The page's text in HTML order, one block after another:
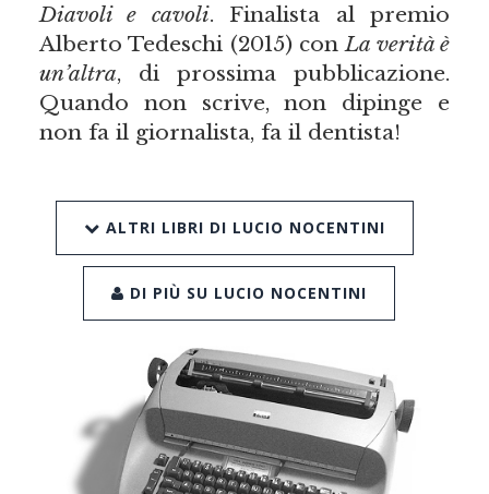
Diavoli e cavoli. Finalista al premio
Alberto Tedeschi (2015) conLa verità è
un’altra, di prossima pubblicazione.
Quando non scrive, non dipinge e
non fa il giornalista, fa il dentista!
ALTRI LIBRI DI LUCIO NOCENTINI
DI PIÙ SU LUCIO NOCENTINI